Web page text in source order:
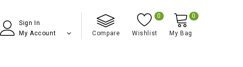
Sign In
My Account
Compare Wishlist
0
My Bag
0